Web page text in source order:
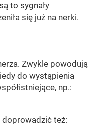
to sygnały
się już na nerki.
Zwykle powodują
do wystąpienia
np.:
doprowadzić też: